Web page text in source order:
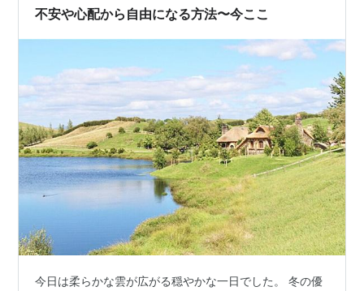
らあっても足りない人からし…
不安や心配から自由になる方法〜今ここ
今日は柔らかな雲が広がる穏やかな一日でした。 冬の優